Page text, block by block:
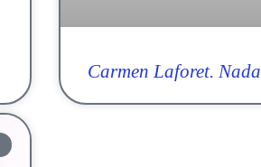
Carmen Laforet. Nada